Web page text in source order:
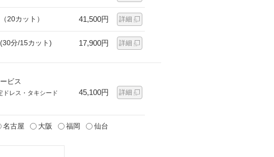
20カット） 41,500円 詳細
分/15カット) 17,900円 詳細
ビス
ドレス・タキシード
45,100円 詳細
名古屋 大阪 福岡 仙台